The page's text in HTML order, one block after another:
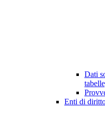
Dati
Enti di